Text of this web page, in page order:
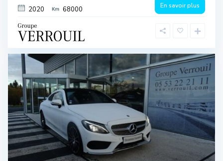
2020 68000 En savoir plus